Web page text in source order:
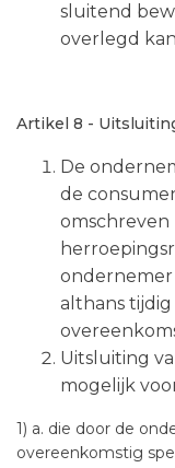
sluitend
overlegd
Artikel 8 -
De
de
omschreven
althans
Uitsluiting
mogelijk
1) a. die door de
overeenkomstig